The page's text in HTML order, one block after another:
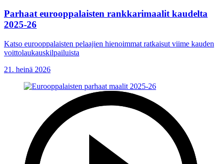
Parhaat eurooppalaisten rankkarimaalit kaudelta
2025-26
Katso eurooppalaisten pelaajien hienoimmat ratkaisut viime kauden
voittolaukauskilpailuista
21. heinä 2026